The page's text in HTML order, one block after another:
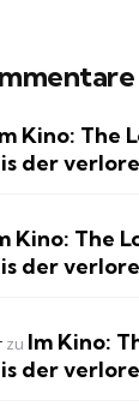
Kino: The
der
Kino: The
der
zu Im Kino:
der